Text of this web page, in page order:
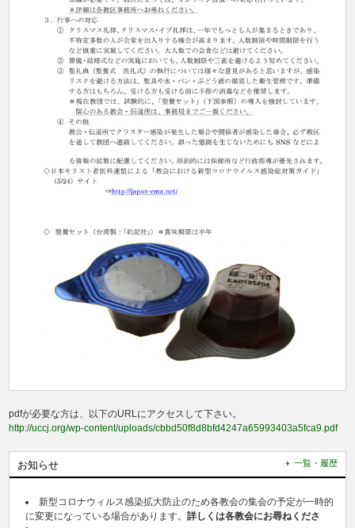
pdfが必要な方は、以下のURLにアクセスして下さい。
http://uccj.org/wp-content/uploads/cbbd50f8d8bfd4247a65993403a5fca9.pdf
お知らせ 一覧・履歴
新型コロナウィルス感染拡大防止のため各教会の集会の予定が一時的
に変更になっている場合があります。詳しくは各教会にお尋ねくださ